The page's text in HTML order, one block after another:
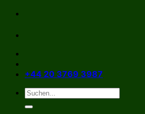
Zum
springen
+44 20 3769 3987